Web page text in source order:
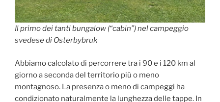
Il primo dei tanti bungalow (“cabin”) nel campeggio
svedese di Osterbybruk
Abbiamo calcolato di percorrere tra i 90 e i 120 km al
giorno a seconda del territorio più o meno
montagnoso. La presenza o meno di campeggi ha
condizionato naturalmente la lunghezza delle tappe. In